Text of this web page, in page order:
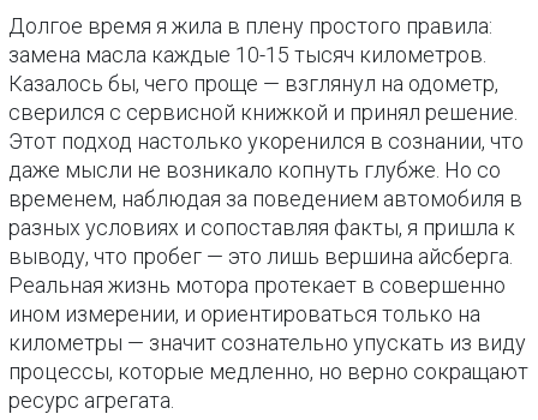
Долгое время я жила в плену простого правила:
замена масла каждые 10-15 тысяч километров.
Казалось бы, чего проще — взглянул на одометр,
сверился с сервисной книжкой и принял решение.
Этот подход настолько укоренился в сознании, что
даже мысли не возникало копнуть глубже. Но со
временем, наблюдая за поведением автомобиля в
разных условиях и сопоставляя факты, я пришла к
выводу, что пробег — это лишь вершина айсберга.
Реальная жизнь мотора протекает в совершенно
ином измерении, и ориентироваться только на
километры — значит сознательно упускать из виду
процессы, которые медленно, но верно сокращают
ресурс агрегата.